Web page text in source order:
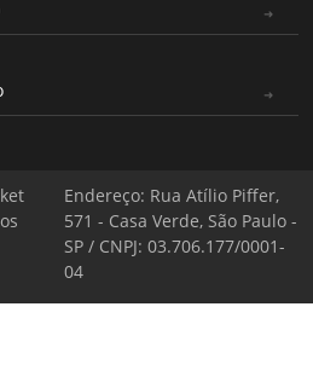
Endereço: Rua Atílio Piffer,
571 - Casa Verde, São Paulo -
SP / CNPJ: 03.706.177/0001-
04